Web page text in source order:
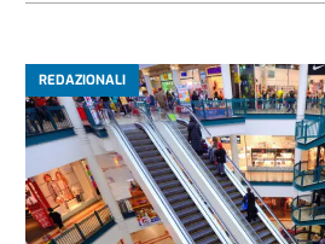
REDAZIONALI